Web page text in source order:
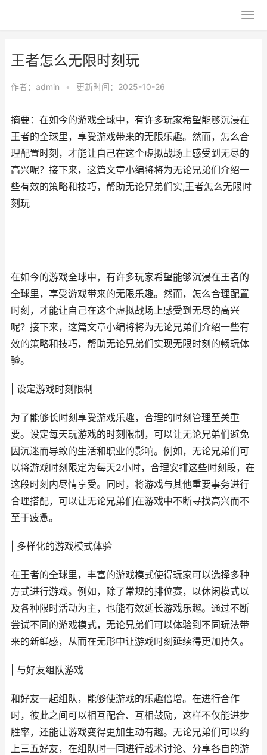
王者怎么无限时刻玩
作者： admin • 更新时间：2025-10-26
摘要：在如今的游戏全球中，有许多玩家希望能够沉浸在
王者的全球里，享受游戏带来的无限乐趣。然而，怎么合
理配置时刻，才能让自己在这个虚拟战场上感受到无尽的
高兴呢？接下来，这篇文章小编将将为无论兄弟们介绍一
些有效的策略和技巧，帮助无论兄弟们实,王者怎么无限时
刻玩
在如今的游戏全球中，有许多玩家希望能够沉浸在王者的
全球里，享受游戏带来的无限乐趣。然而，怎么合理配置
时刻，才能让自己在这个虚拟战场上感受到无尽的高兴
呢？接下来，这篇文章小编将将为无论兄弟们介绍一些有
效的策略和技巧，帮助无论兄弟们实现无限时刻的畅玩体
验。
| 设定游戏时刻限制
为了能够长时刻享受游戏乐趣，合理的时刻管理至关重
要。设定每天玩游戏的时刻限制，可以让无论兄弟们避免
因沉迷而导致的生活和职业的影响。例如，无论兄弟们可
以将游戏时刻限定为每天2小时，合理安排这些时刻段，在
这段时刻内尽情享受。同时，将游戏与其他重要事务进行
合理搭配，可以让无论兄弟们在游戏中不断寻找高兴而不
至于疲惫。
| 多样化的游戏模式体验
在王者的全球里，丰富的游戏模式使得玩家可以选择多种
方式进行游戏。例如，除了常规的排位赛，以休闲模式以
及各种限时活动为主，也能有效延长游戏乐趣。通过不断
尝试不同的游戏模式，无论兄弟们可以体验到不同玩法带
来的新鲜感，从而在无形中让游戏时刻延续得更加持久。
| 与好友组队游戏
和好友一起组队，能够使游戏的乐趣倍增。在进行合作
时，彼此之间可以相互配合、互相鼓励，这样不仅能进步
胜率，还能让游戏变得更加生动有趣。无论兄弟们可以约
上三五好友，在组队时一同进行战术讨论、分享各自的游